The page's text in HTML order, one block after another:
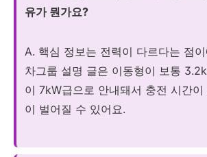
유가 뭔가요?
A. 핵심 정보는 전력이 다르다는 점
차그룹 설명 글은 이동형이 보통
이 7kW급으로 안내돼서 충전 시간
이 벌어질 수 있어요.